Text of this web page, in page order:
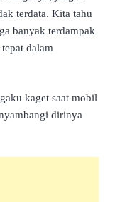
terdata. Kita tahu
banyak terdampak
dalam
kaget saat mobil
dirinya